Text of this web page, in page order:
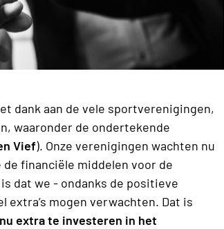
dank aan de vele sportverenigingen,
waaronder de ondertekende
Vief). Onze verenigingen wachten nu
financiële middelen voor de
dat we - ondanks de positieve
extra’s mogen verwachten. Dat is
extra te investeren in het